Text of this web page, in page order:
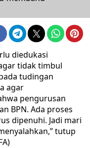
diedukasi
tidak timbul
tudingan
agar
pengurusan
BPN. Ada proses
dipenuhi. Jadi mari
tutup